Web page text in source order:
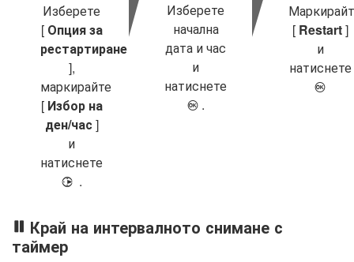
Изберете
[ Опция за
рестартиране
],
маркирайте
[ Избор на
ден/час]
и
натиснете
2 .
Изберете
начална
дата и час
и
натиснете
J .
[ Restart]
и
натиснете
J
Край на интервалното снимане с
таймер